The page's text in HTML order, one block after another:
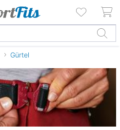
Gürtel